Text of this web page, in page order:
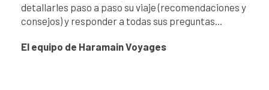
detallarles paso a paso su viaje (recomendaciones y
consejos) y responder a todas sus preguntas...
El equipo de Haramain Voyages